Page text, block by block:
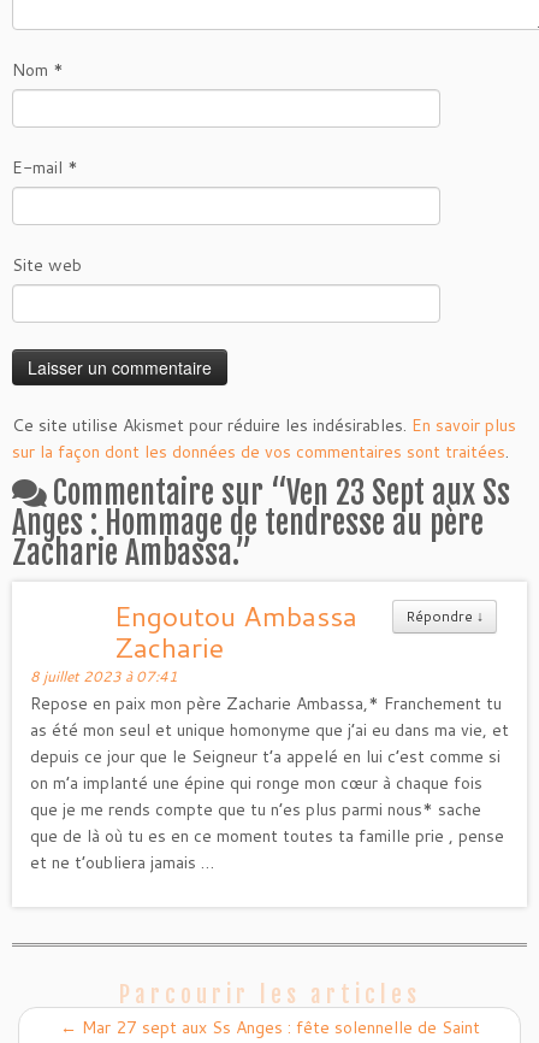
Nom *
E-mail *
Site web
Ce site utilise Akismet pour réduire les indésirables. En savoir plus
sur la façon dont les données de vos commentaires sont traitées.
Commentaire sur “Ven 23 Sept aux Ss
Anges : Hommage de tendresse au père
Zacharie Ambassa.”
Répondre ↓
Engoutou Ambassa
Zacharie
8 juillet 2023 à 07:41
Repose en paix mon père Zacharie Ambassa,* Franchement tu
as été mon seul et unique homonyme que j’ai eu dans ma vie, et
depuis ce jour que le Seigneur t’a appelé en lui c’est comme si
on m’a implanté une épine qui ronge mon cœur à chaque fois
que je me rends compte que tu n’es plus parmi nous* sache
que de là où tu es en ce moment toutes ta famille prie , pense
et ne t’oubliera jamais …
Parcourir les articles
← Mar 27 sept aux Ss Anges : fête solennelle de Saint